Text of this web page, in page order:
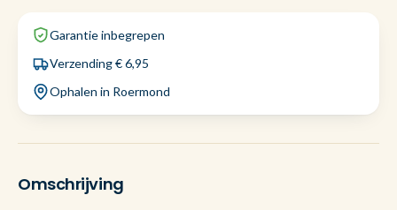
Garantie inbegrepen
Verzending € 6,95
Ophalen in Roermond
Omschrijving